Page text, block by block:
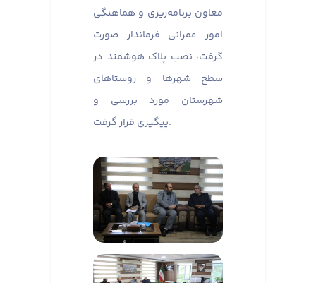
معاون برنامه‌ریزی و هماهنگی
امور عمرانی فرماندار صورت
گرفت، نصب پلاک هوشمند در
سطح شهرها و روستاهای
شهرستان مورد بررسی و
پیگیری قرار گرفت.